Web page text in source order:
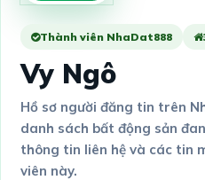
Thành viên NhaDat888
Vy Ngô
Hồ sơ người đăng tin trên
danh sách bất động sản
thông tin liên hệ và các tin
viên này.